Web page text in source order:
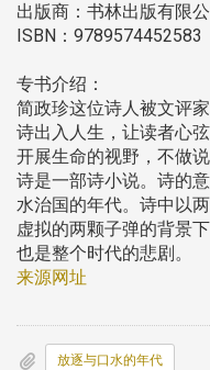
出版商：书林出版有限
ISBN：9789574452583
专书介绍：
简政珍这位诗人被文评
诗出入人生，让读者心
开展生命的视野，不做
诗是一部诗小说。诗的
水治国的年代。诗中以
虚拟的两颗子弹的背景
也是整个时代的悲剧。
来源网址
放逐与口水的年代